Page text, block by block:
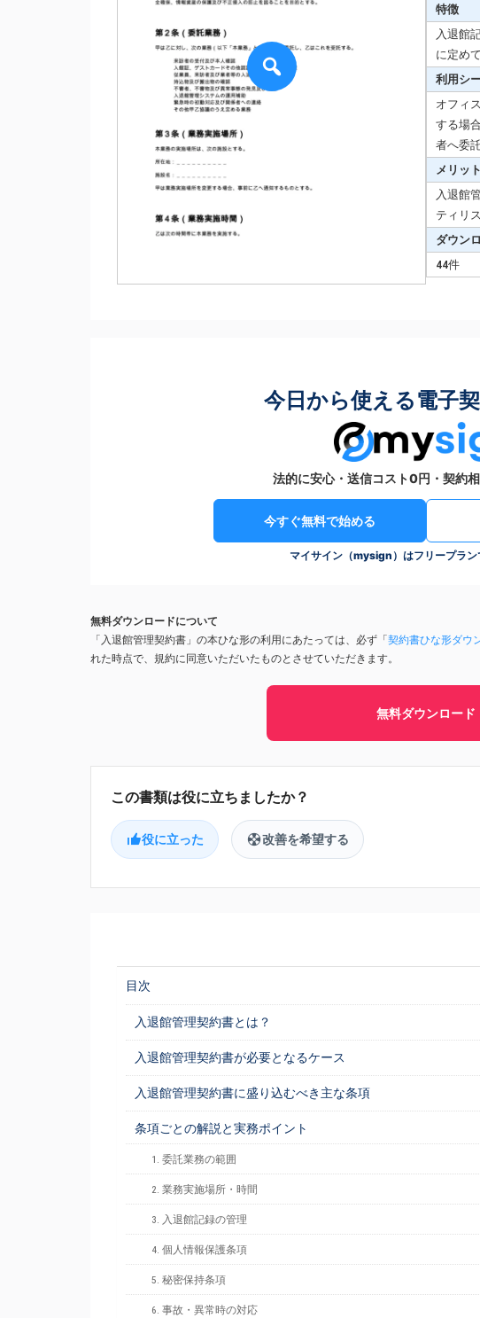
特徴
入退館
に定め
利用シ
オフィ
する場
者へ委
メリット
入退館
ティリ
ダウン
44件
今日から使える電子
法的に安心・送信コスト0円・契約
今すぐ無料で始める
マイサイン（mysign）はフリープラン
無料ダウンロードについて
「入退館管理契約書」の本ひな形の利用にあたっては、必ず「契約書ひな形ダウ
れた時点で、規約に同意いただいたものとさせていただきます。
無料ダウンロード
役に立った 改善を希望する
目次
入退館管理契約書とは？
入退館管理契約書が必要となるケース
入退館管理契約書に盛り込むべき主な条項
条項ごとの解説と実務ポイント
1. 委託業務の範囲
2. 業務実施場所・時間
3. 入退館記録の管理
4. 個人情報保護条項
5. 秘密保持条項
6. 事故・異常時の対応